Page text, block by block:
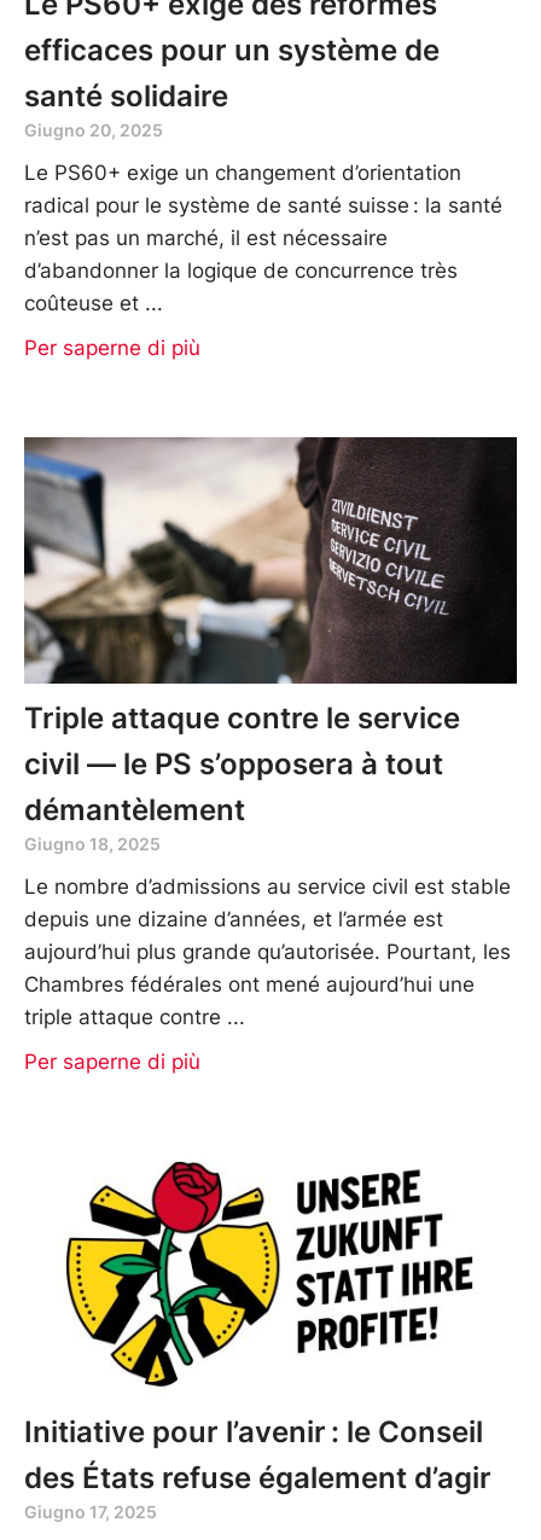
efficaces pour un système de
santé solidaire
Giugno 20, 2025
Le PS60+ exige un changement d’orientation
radical pour le système de santé suisse : la santé
n’est pas un marché, il est nécessaire
d’abandonner la logique de concurrence très
coûteuse et
Per saperne di più
Triple attaque contre le service
civil — le PS s’opposera à tout
démantèlement
Giugno 18, 2025
Le nombre d’admissions au service civil est stable
depuis une dizaine d’années, et l’armée est
aujourd’hui plus grande qu’autorisée. Pourtant, les
Chambres fédérales ont mené aujourd’hui une
triple attaque contre
Per saperne di più
Initiative pour l’avenir : le Conseil
des États refuse également d’agir
Giugno 17, 2025